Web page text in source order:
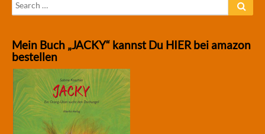
for:
Mein Buch „JACKY“ kannst Du HIER bei amazon
bestellen